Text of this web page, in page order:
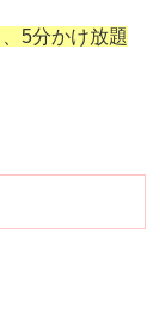
5分かけ放題